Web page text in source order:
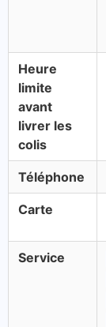
Heure
limite
avant
livrer les
colis
Téléphone
Carte
Service